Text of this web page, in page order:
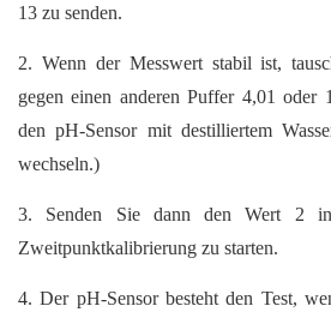
13 zu senden.
2. Wenn der Messwert stabil ist,
gegen einen anderen Puffer 4,01 oder
den pH-Sensor mit destilliertem
wechseln.)
3. Senden Sie dann den Wert 2
Zweitpunktkalibrierung zu starten.
4. Der pH-Sensor besteht den Test,